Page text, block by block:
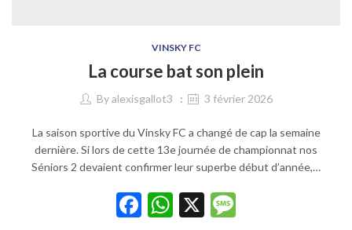
VINSKY FC
La course bat son plein
Byalexisgallot3 3 février 2026
La saison sportive du Vinsky FC a changé de cap la semaine
dernière. Si lors de cette 13e journée de championnat nos
Séniors 2 devaient confirmer leur superbe début d’année,…
Facebook
WhatsApp
X